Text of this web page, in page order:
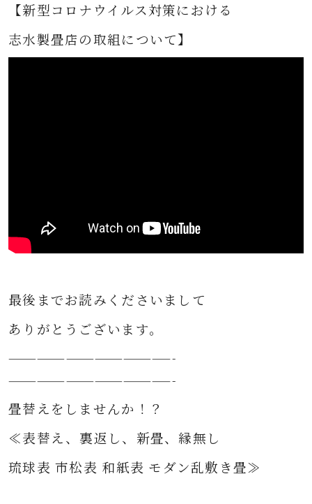
【新型コロナウイルス対策における
志水製畳店の取組について】
最後までお読みくださいまして
ありがとうございます。
—————————————————-
—————————————————-
畳替えをしませんか！？
≪表替え、裏返し、新畳、縁無し
琉球表 市松表 和紙表 モダン乱敷き畳≫